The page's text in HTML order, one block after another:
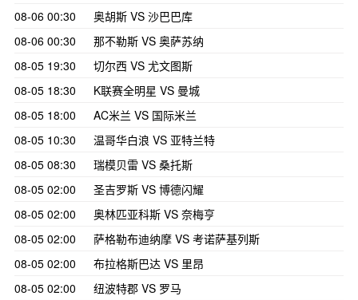
08-06 00:30
奥胡斯 VS 沙巴巴库
08-06 00:30
那不勒斯 VS 奥萨苏纳
08-05 19:30
切尔西 VS 尤文图斯
08-05 18:30
K联赛全明星 VS 曼城
08-05 18:00
AC米兰 VS 国际米兰
08-05 10:30
温哥华白浪 VS 亚特兰特
08-05 08:30
瑞模贝雷 VS 桑托斯
08-05 02:00
圣吉罗斯 VS 博德闪耀
08-05 02:00
奥林匹亚科斯 VS 奈梅亨
08-05 02:00
萨格勒布迪纳摩 VS 考诺萨基列斯
08-05 02:00
布拉格斯巴达 VS 里昂
08-05 02:00
纽波特郡 VS 罗马